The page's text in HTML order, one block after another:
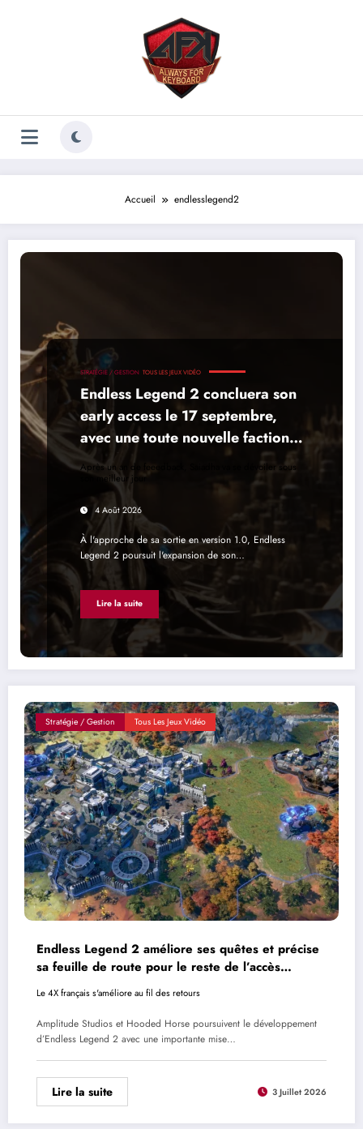
Accueil endlesslegend2
STRATÉGIE / GESTION TOUS LES JEUX VIDÉO
Endless Legend 2 concluera son
early access le 17 septembre,
avec une toute nouvelle faction
pour la 1.0
Après un an de feeedback, Saiadha va se dévoiler sous
son meilleur jour
4 Août 2026
À l'approche de sa sortie en version 1.0, Endless
Legend 2 poursuit l'expansion de son…
Lire la suite
Stratégie / Gestion Tous Les Jeux Vidéo
Endless Legend 2 améliore ses quêtes et précise
sa feuille de route pour le reste de l’accès
anticipé
Le 4X français s'améliore au fil des retours
Amplitude Studios et Hooded Horse poursuivent le développement
d’Endless Legend 2 avec une importante mise…
Lire la suite 3 Juillet 2026